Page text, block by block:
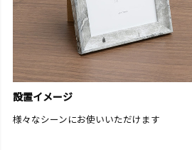
設置イメージ
様々なシーンにお使いいただけます